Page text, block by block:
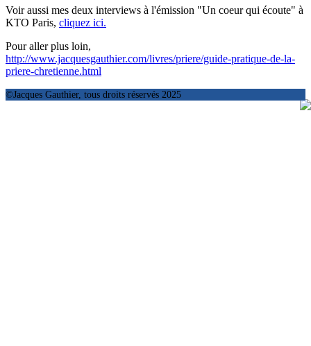
Voir aussi mes deux interviews à l'émission "Un coeur qui écoute" à
KTO Paris, cliquez ici.
Pour aller plus loin,
http://www.jacquesgauthier.com/livres/priere/guide-pratique-de-la-
priere-chretienne.html
©Jacques Gauthier, tous droits réservés 2025